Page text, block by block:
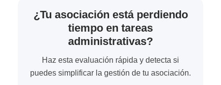
¿Tu asociación está perdiendo
tiempo en tareas
administrativas?
Haz esta evaluación rápida y detecta si
puedes simplificar la gestión de tu asociación.